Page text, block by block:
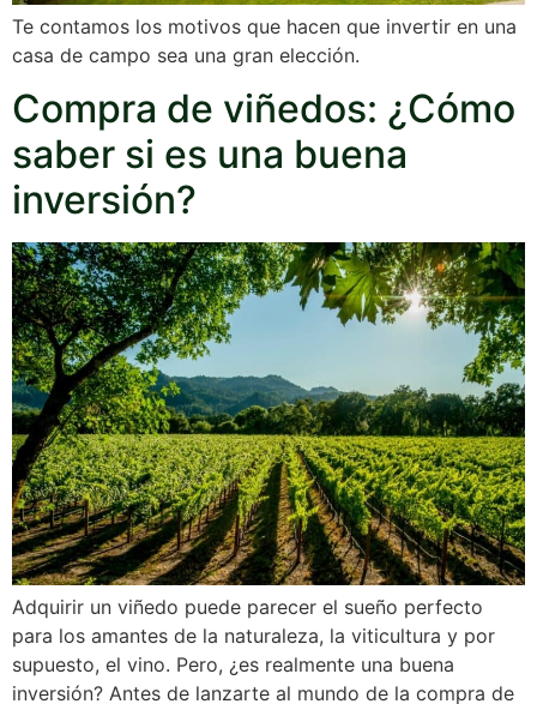
Te contamos los motivos que hacen que invertir en una
casa de campo sea una gran elección.
Compra de viñedos: ¿Cómo
saber si es una buena
inversión?
Adquirir un viñedo puede parecer el sueño perfecto
para los amantes de la naturaleza, la viticultura y por
supuesto, el vino. Pero, ¿es realmente una buena
inversión? Antes de lanzarte al mundo de la compra de